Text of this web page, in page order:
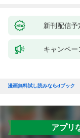
新刊配信予
キャンペー
漫画無料試し読みならdブック
アプリ